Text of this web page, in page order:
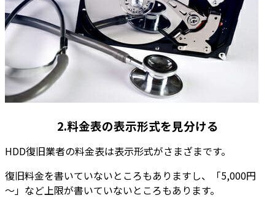
2.料金表の表示形式を見分ける
HDD復旧業者の料金表は表示形式がさまざまです。
復旧料金を書いていないところもありますし、「5,000円
～」など上限が書いていないところもあります。